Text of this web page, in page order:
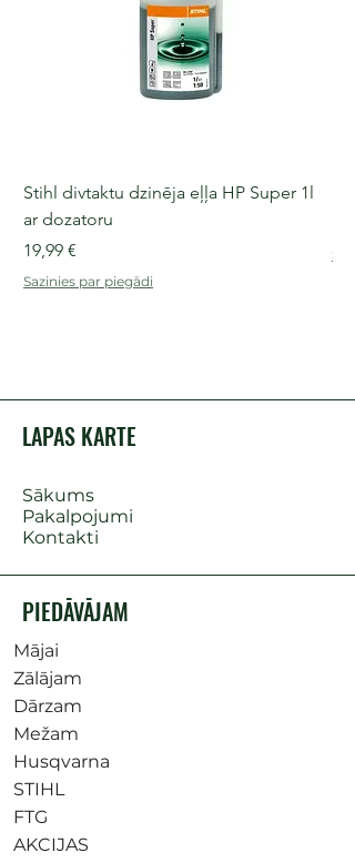
Stihl divtaktu dzinēja eļļa HP Super 1l
ar dozatoru
Cena
19,99 €
Sazinies par piegādi
LAPAS KARTE
Sākums
Pakalpojumi
Kontakti
PIEDĀVĀJAM
Mājai
Zālājam
Dārzam
Mežam
Husqvarna
STIHL
FTG
AKCIJAS